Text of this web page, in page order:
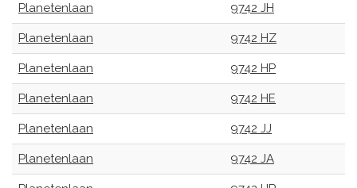
Planetenlaan 9742 JH
Planetenlaan 9742 HZ
Planetenlaan 9742 HP
Planetenlaan 9742 HE
Planetenlaan 9742 JJ
Planetenlaan 9742 JA